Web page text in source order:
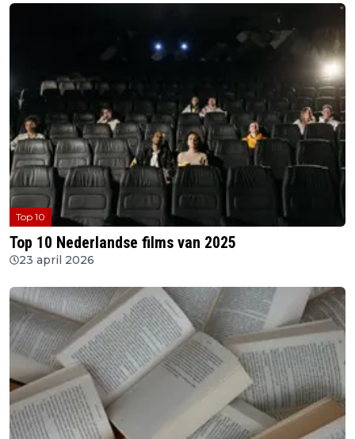
Top 10
Top 10 Nederlandse films van 2025
23 april 2026